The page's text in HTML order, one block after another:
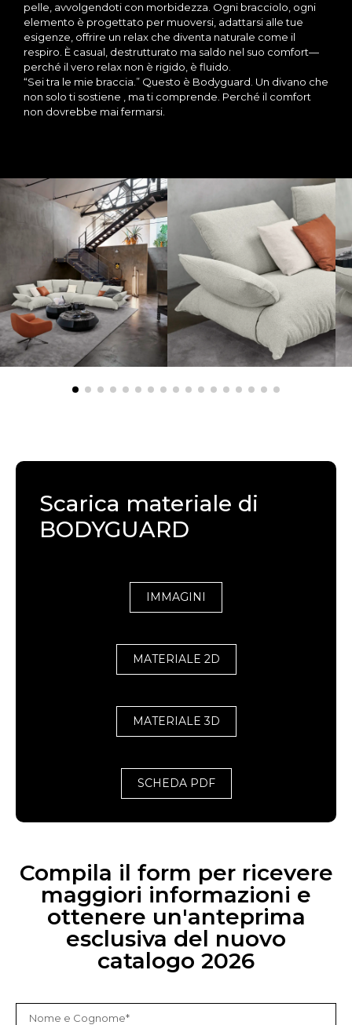
pelle, avvolgendoti con morbidezza. Ogni bracciolo, ogni
elemento è progettato per muoversi, adattarsi alle tue
esigenze, offrire un relax che diventa naturale come il
respiro. È casual, destrutturato ma saldo nel suo comfort—
perché il vero relax non è rigido, è fluido.
“Sei tra le mie braccia.” Questo è Bodyguard. Un divano che
non solo ti sostiene , ma ti comprende. Perché il comfort
non dovrebbe mai fermarsi.
Scarica materiale di
BODYGUARD
IMMAGINI
MATERIALE 2D
MATERIALE 3D
SCHEDA PDF
Compila il form per ricevere
maggiori informazioni e
ottenere un'anteprima
esclusiva del nuovo
catalogo 2026